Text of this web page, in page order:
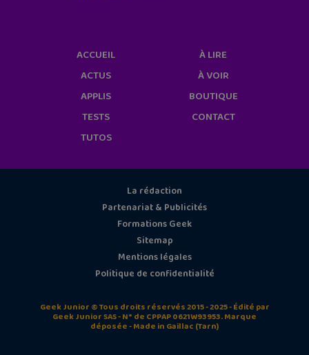
ACCUEIL
ACTUS
APPLIS
TESTS
TUTOS
À LIRE
À VOIR
BOUTIQUE
CONTACT
La rédaction
Partenariat & Publicités
Formations Geek
Sitemap
Mentions légales
Politique de confidentialité
Geek Junior © Tous droits réservés 2015 - 2025 - Édité par
Geek Junior SAS - N° de CPPAP 0621W93953. Marque
déposée - Made in Gaillac (Tarn)